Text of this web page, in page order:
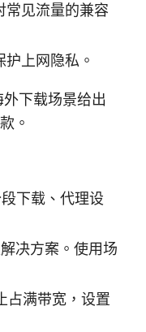
常见流量的兼容
上网隐私。
下载场景给出
。
下载、代理设
决方案。使用场
占满带宽，设置